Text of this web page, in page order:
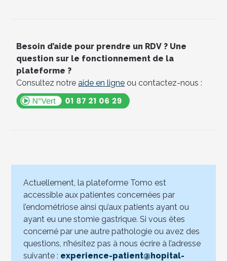
Besoin d’aide pour prendre un RDV ? Une
question sur le fonctionnement de la
plateforme ?
Consultez notreaide en ligne ou contactez-nous :
Actuellement, la plateforme Tomo est
accessible aux patientes concernées par
l’endométriose ainsi qu’aux patients ayant ou
ayant eu une stomie gastrique. Si vous êtes
concerné par une autre pathologie ou avez des
questions, n’hésitez pas à nous écrire à l’adresse
suivante : experience-patient@hopital-